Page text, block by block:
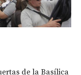
de la Basílica